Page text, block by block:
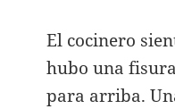
El cocinero
hubo una
para arriba.